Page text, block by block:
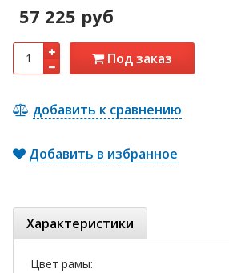
57 225 руб
Под заказ
добавить к сравнению
Добавить в избранное
Характеристики
Цвет рамы: